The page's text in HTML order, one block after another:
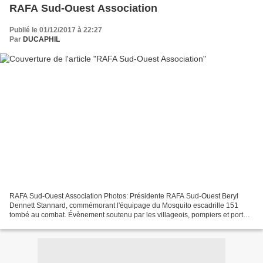
RAFA Sud-Ouest Association
Publié le 01/12/2017 à 22:27
Par DUCAPHIL
RAFA Sud-Ouest Association Photos: Présidente RAFA Sud-Ouest Beryl
Dennett Stannard, commémorant l'équipage du Mosquito escadrille 151
tombé au combat. Évènement soutenu par les villageois, pompiers et porte-